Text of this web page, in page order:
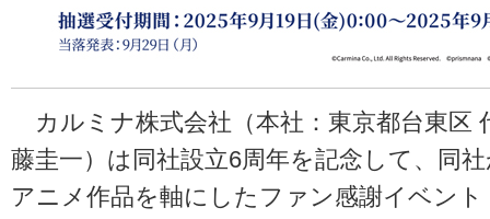
カルミナ株式会社（本社：東京都台東区
藤圭一）は同社設立6周年を記念して、同
アニメ作品を軸にしたファン感謝イベント